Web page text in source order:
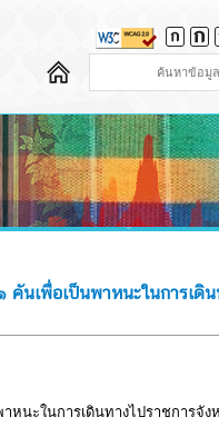
นเพื่อเป็นพาหนะในการเดิน
หนะในการเดินทางไปราชการจั